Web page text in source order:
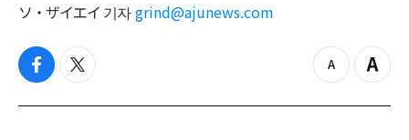
ソ・ザイエイ 기자 grind@ajunews.com
f
c
t
i
z
o
Z
o